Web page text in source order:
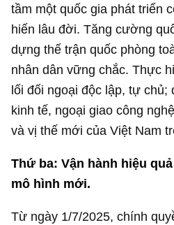
tầm một quốc gia phát triển
hiến lâu đời. Tăng cường
dựng thế trận quốc phòng
nhân dân vững chắc. Thực
lối đối ngoại độc lập, tự chủ;
kinh tế, ngoại giao công
và vị thế mới của Việt Nam
Thứ ba: Vận hành hiệu
mô hình mới.
Từ ngày 1/7/2025, chính